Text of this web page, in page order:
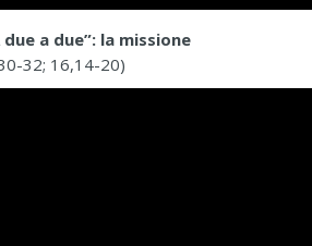
due a due”: la missione
32; 16,14-20)